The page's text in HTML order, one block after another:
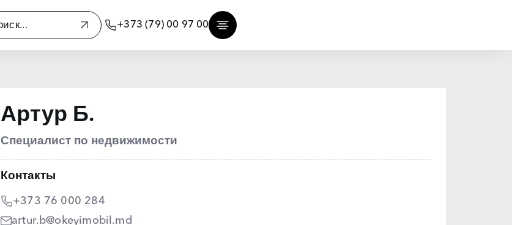
+373 (79) 00 97 00
Артур Б.
Специалист по недвижимости
Контакты
+373 76 000 284
artur.b@okeyimobil.md